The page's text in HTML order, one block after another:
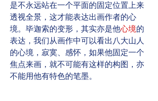
是不永远站在一个平面的固定位置上来
透视全景，这才能表达出画作者的心
境。毕迦索的变形，其实亦是他心境的
表达，我们从画作中可以看出八大山人
的心境，寂寞、感怀，如果他固定一个
焦点来画，就不可能有这样的构图，亦
不能用他有特色的笔墨。